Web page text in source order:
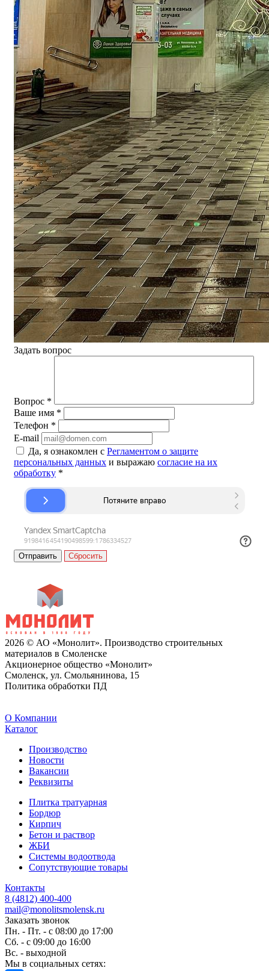
Задать вопрос
Вопрос *
Ваше имя *
Телефон *
E-mail
Да, я ознакомлен с Регламентом о защите
персональных данных и выражаю согласие на их
обработку *
Сбросить
2026 © АО «Монолит». Производство строительных
материалов в Смоленске
Акционерное общество «Монолит»
Смоленск, ул. Смольянинова, 15
Политика обработки ПД
O Компании
Каталог
Производство
Новости
Вакансии
Реквизиты
Плитка тратуарная
Бордюр
Кирпич
Бетон и раствор
ЖБИ
Системы водоотвода
Сопутствующие товары
Контакты
8 (4812) 400-400
mail@monolitsmolensk.ru
Заказать звонок
Пн. - Пт. - с 08:00 до 17:00
Сб. - с 09:00 до 16:00
Вс. - выходной
Мы в социальных сетях: